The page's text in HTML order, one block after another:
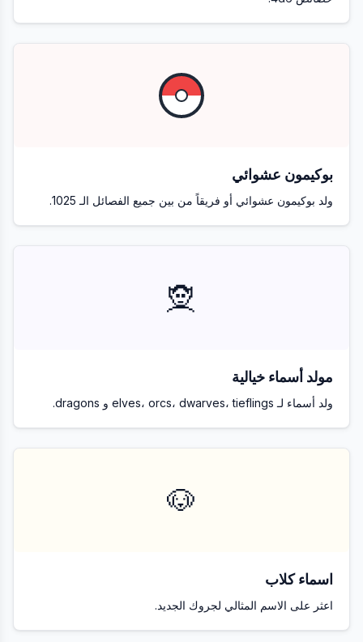
بوكيمون عشوائي
ولد بوكيمون عشوائي أو فريقاً من بين جميع الفصائل الـ 1025.
🧝
مولد أسماء خيالية
ولد أسماء لـ elves، orcs، dwarves، tieflings و dragons.
🐶
اسماء كلاب
اعثر على الاسم المثالي لجروك الجديد.